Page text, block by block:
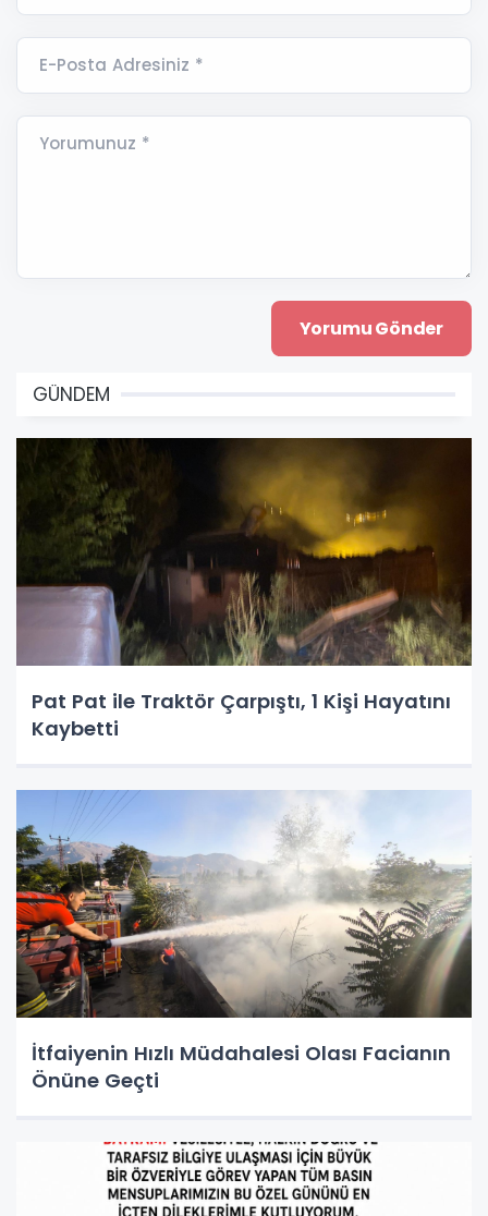
E-Posta Adresiniz *
Yorumunuz *
GÜNDEM
Pat Pat ile Traktör Çarpıştı, 1 Kişi Hayatını
Kaybetti
İtfaiyenin Hızlı Müdahalesi Olası Facianın
Önüne Geçti